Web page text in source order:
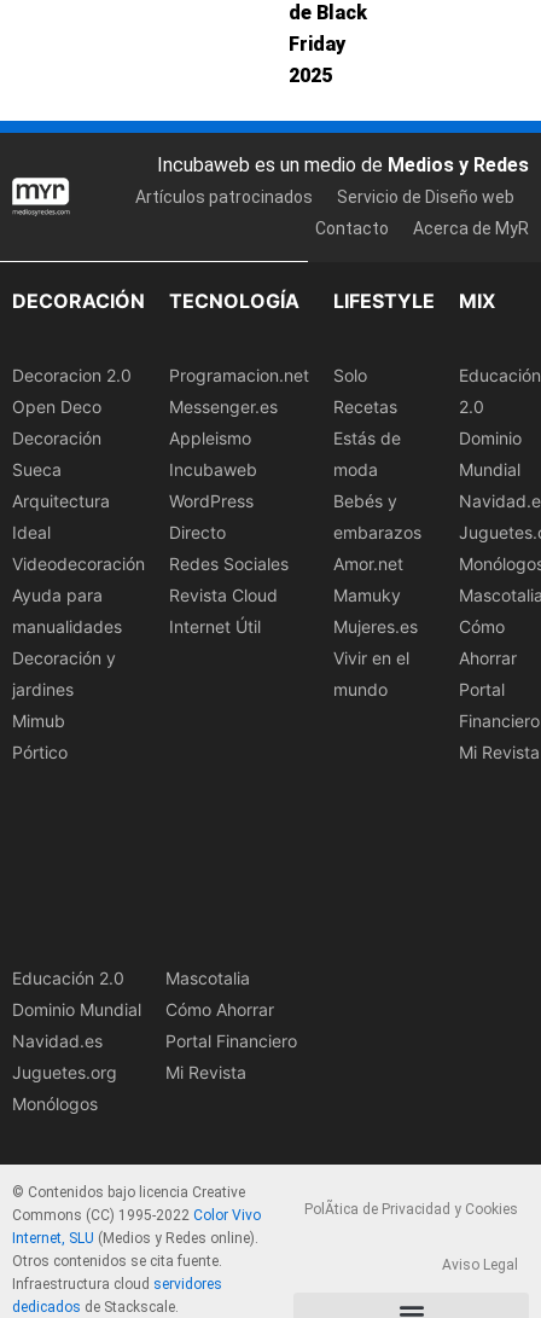
de Black
Friday
2025
Incubaweb es un medio de Medios y Redes
Artículos patrocinados
Servicio de Diseño web
Contacto
Acerca de MyR
DECORACIÓN
Decoracion 2.0
Open Deco
Decoración
Sueca
Arquitectura
Ideal
Videodecoración
Ayuda para
manualidades
Decoración y
jardines
Mimub
Pórtico
TECNOLOGÍA
Programacion.net
Messenger.es
Appleismo
Incubaweb
WordPress
Directo
Redes Sociales
Revista Cloud
Internet Útil
LIFESTYLE
Solo
Recetas
Estás de
moda
Bebés y
embarazos
Amor.net
Mamuky
Mujeres.es
Vivir en el
mundo
MIX
Educación
2.0
Dominio
Mundial
Cómo
Ahorrar
Portal
Financiero
Mi Revista
Educación 2.0
Dominio Mundial
Navidad.es
Juguetes.org
Monólogos
Mascotalia
Cómo Ahorrar
Portal Financiero
Mi Revista
© Contenidos bajo licencia Creative
Commons (CC) 1995-2022 Color Vivo
Internet, SLU (Medios y Redes online).
Otros contenidos se cita fuente.
Infraestructura cloud servidores
dedicados de Stackscale.
PolÃ­tica de Privacidad y Cookies
Aviso Legal